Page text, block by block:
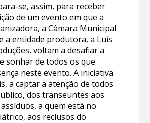
se, assim, para receber
de um evento em que a
a Câmara Municipal
a entidade produtora, a Luís
voltam a desafiar a
sonhar de todos os que
neste evento. A iniciativa
a captar a atenção de todos
dos transeuntes aos
a quem está no
aos reclusos do